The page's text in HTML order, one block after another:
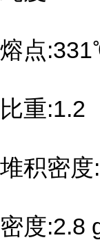
熔点
比重:1.2
堆积密度
密度:2.8